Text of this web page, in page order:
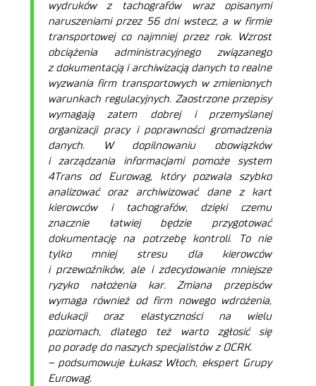
wydruków z tachografów wraz opisanymi
naruszeniami przez 56 dni wstecz, a w firmie
transportowej co najmniej przez rok.
Wzrost
obciążenia administracyjnego związanego
z dokumentacją i archiwizacją danych to realne
wyzwania firm transportowych w zmienionych
warunkach regulacyjnych. Zaostrzone przepisy
wymagają zatem dobrej i przemyślanej
organizacji pracy i poprawności gromadzenia
danych. W dopilnowaniu obowiązków
i zarządzania informacjami pomoże system
4Trans od Eurowag, który pozwala szybko
analizować oraz archiwizować dane z kart
kierowców i tachografów, dzięki czemu
znacznie łatwiej będzie przygotować
dokumentację na potrzebę kontroli. To nie
tylko mniej stresu dla kierowców
i przewoźników, ale i zdecydowanie mniejsze
ryzyko nałożenia kar. Zmiana przepisów
wymaga również od firm nowego wdrożenia,
edukacji oraz elastyczności na wielu
poziomach, dlatego też warto zgłosić się
po poradę do naszych specjalistów z OCRK.
– podsumowuje Łukasz Włoch, ekspert Grupy
Eurowag.